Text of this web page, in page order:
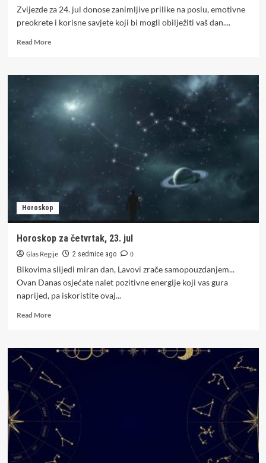
Zvijezde za 24. jul donose zanimljive prilike na poslu, emotivne
preokrete i korisne savjete koji bi mogli obilježiti vaš dan....
Read MoreRead
Horoskop
petak,
jul
Horoskop
Horoskop za četvrtak, 23. jul
Glas Regije 2 sedmice ago
0
Bikovima slijedi miran dan, Lavovi zrače samopouzdanjem...
Ovan Danas osjećate nalet pozitivne energije koji vas gura
naprijed, pa iskoristite ovaj...
Read MoreRead
Horoskop
23.
jul